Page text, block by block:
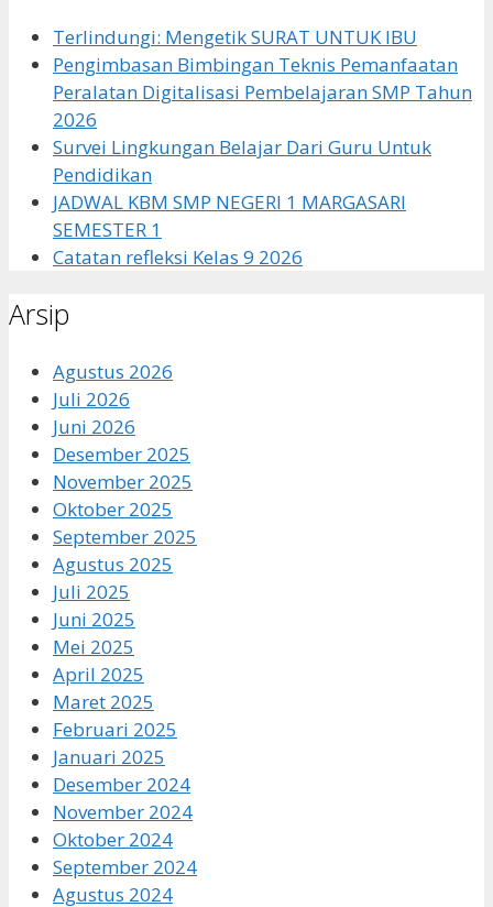
Terlindungi: Mengetik SURAT UNTUK IBU
Pengimbasan Bimbingan Teknis Pemanfaatan
Peralatan Digitalisasi Pembelajaran SMP Tahun
2026
Survei Lingkungan Belajar Dari Guru Untuk
Pendidikan
JADWAL KBM SMP NEGERI 1 MARGASARI
SEMESTER 1
Catatan refleksi Kelas 9 2026
Arsip
Agustus 2026
Juli 2026
Juni 2026
Desember 2025
November 2025
Oktober 2025
September 2025
Agustus 2025
Juli 2025
Juni 2025
Mei 2025
April 2025
Maret 2025
Februari 2025
Januari 2025
Desember 2024
November 2024
Oktober 2024
September 2024
Agustus 2024